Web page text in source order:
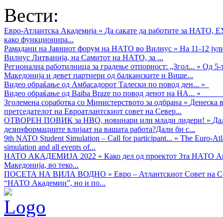
Вести:
Евро-Атлантска Академија » Да сакате да работите за НАТО,
како функционира...
Рамадани на Јавниот форум на НАТО во Вилнус » На 11-12
Вилнус Литванија, на Самитот на НАТО, за ...
Регионална работилница за градење отпорност: „Згол... » Од 5-
Македонија и девет партнери од балканските и Више...
Видео обраќањe од Амбасадорот Талески по повод ден... »
Видео обраќање од Baiba Braze по повод денот на НА... »
Зголемена соработка со Министерството за одбрана » Денеска
претседателот на Евроатлантскиот совет на Север...
ОТВОРЕН ПОВИК за НВО, новинари или млади лидери! »
дезинформациите влијаат на вашата работа?Дали би с...
9th NATO Student Simulation – Call for participant... » The Euro-
simulation and all events of...
НАТО АКАДЕМИЈА 2022 » Како дел од проектот 3та НАТО
Македонија, во теко...
ПОСЕТА НА ВИЛА ВОДНО » Евро – Атлантскиот Совет на
“НАТО Академии”, но и по...